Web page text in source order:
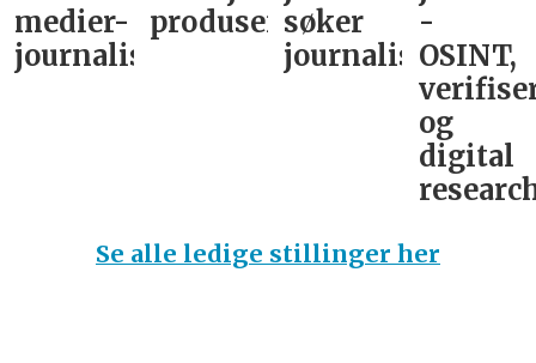
medier-
journalist
produsentsøker
journalist
-
OSINT,
og
digital
Se alle ledige stillinger her